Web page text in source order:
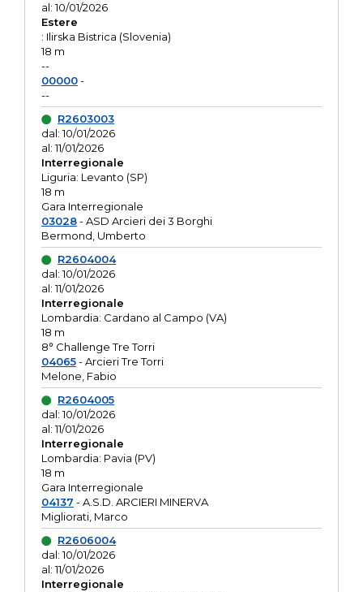
al: 10/01/2026
Estere
: Ilirska Bistrica (Slovenia)
18 m
--
00000-
--
R2603003
dal: 10/01/2026
al: 11/01/2026
Interregionale
Liguria: Levanto (SP)
18 m
Gara Interregionale
03028- ASD Arcieri dei 3 Borghi
Bermond, Umberto
R2604004
dal: 10/01/2026
al: 11/01/2026
Interregionale
Lombardia: Cardano al Campo (VA)
18 m
8° Challenge Tre Torri
04065- Arcieri Tre Torri
Melone, Fabio
R2604005
dal: 10/01/2026
al: 11/01/2026
Interregionale
Lombardia: Pavia (PV)
18 m
Gara Interregionale
04137 - A.S.D. ARCIERI MINERVA
Migliorati, Marco
R2606004
dal: 10/01/2026
al: 11/01/2026
Interregionale